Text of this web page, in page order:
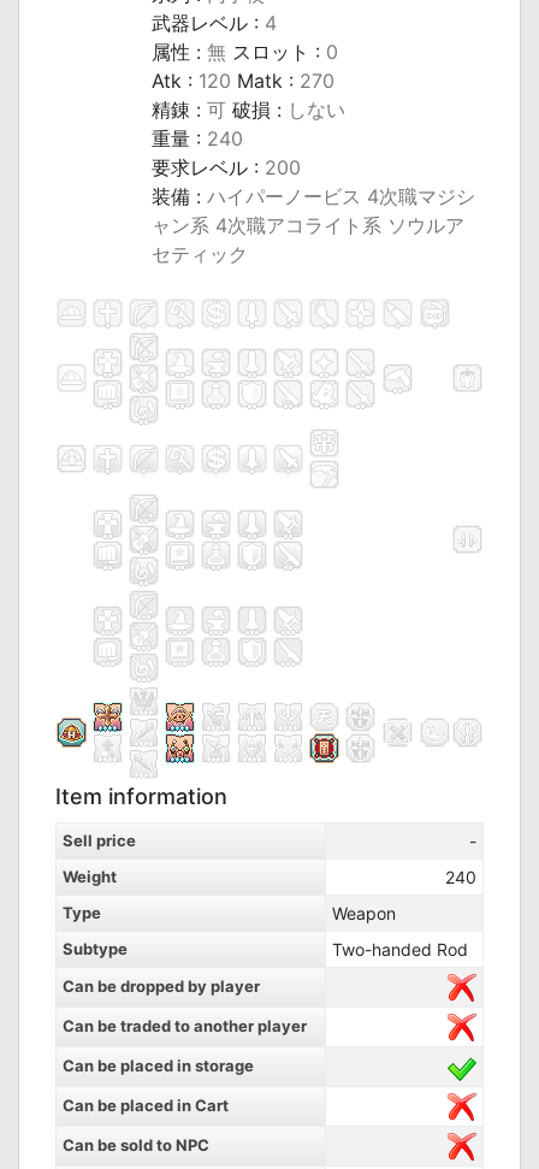
武器レベル : 4
属性 : 無 スロット : 0
Atk : 120 Matk : 270
精錬 : 可 破損 : しない
重量 : 240
要求レベル : 200
装備 : ハイパーノービス 4次職マジシ
ャン系 4次職アコライト系 ソウルア
セティック
Item information
Sell price -
Weight 240
Type Weapon
Subtype Two-handed Rod
Can be dropped by player
Can be traded to another player
Can be placed in storage
Can be placed in Cart
Can be sold to NPC